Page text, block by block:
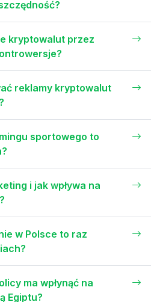
kryptowalut przez
reklamy kryptowalut
sportowego to
i jak wpływa na
w Polsce to raz
ma wpłynąć na
Egiptu?